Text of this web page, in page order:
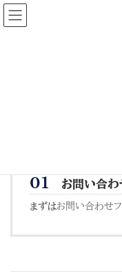
コ
テ
ナ
ゲ
０１ お問い合わ
まずはお問い合わせフ